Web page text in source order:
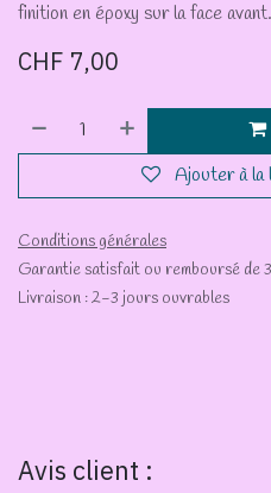
finition en époxy sur la face avant.
CHF 7,00
Ajouter à la
Conditions générales
Garantie satisfait ou remboursé de
Livraison : 2-3 jours ouvrables
Avis client :